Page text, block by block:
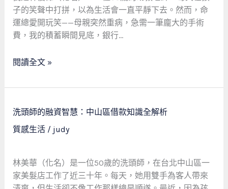
旅
子的笑聲中打拼，以為生活會一直平靜下去。然而，命
運總愛開玩笑——母親突然重病，急需一筆龐大的手術
費，我的積蓄瞬間見底，銀行…
熱
血
融
資
記：
境
下
金
曙
閱讀全文 »
洗頭師的融資智慧：中山區借款知識全解析
質感生活/ judy
林美華（化名）是一位50歲的洗頭師，在台北中山區一
家美髮店工作了近三十年。每天，她用雙手為客人帶來
洗
頭
師
融
資
智